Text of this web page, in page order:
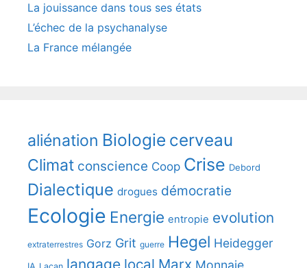
La jouissance dans tous ses états
L’échec de la psychanalyse
La France mélangée
aliénation Biologie cerveau
Climat conscience Coop Crise Debord
Dialectique drogues démocratie
Ecologie Energie entropie evolution
extraterrestres Gorz Grit guerre Hegel Heidegger
langage local Marx